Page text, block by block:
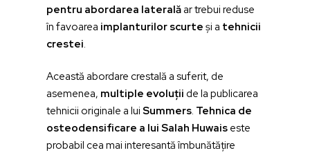
pentru abordarea lateralăar trebui reduse
în favoarea implanturilor scurte și a tehnicii
crestei.
Această abordare crestală a suferit, de
asemenea, multiple evoluții de la publicarea
tehnicii originale a lui Summers. Tehnica de
osteodensificare a lui Salah Huwais este
probabil cea mai interesantă îmbunătățire